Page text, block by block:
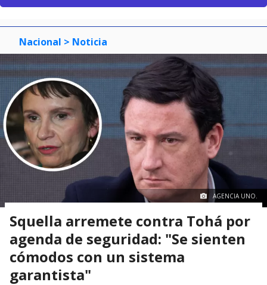
Nacional > Noticia
AGENCIA UNO.
Squella arremete contra Tohá por
agenda de seguridad: "Se sienten
cómodos con un sistema
garantista"